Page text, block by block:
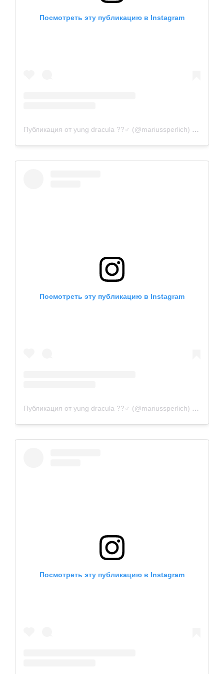
Посмотреть эту публикацию в Instagram
Публикация от yung dracula ??‍♂️ (@mariussperlich) 29 Янв
Посмотреть эту публикацию в Instagram
Публикация от yung dracula ??‍♂️ (@mariussperlich) 16 Сен
Посмотреть эту публикацию в Instagram